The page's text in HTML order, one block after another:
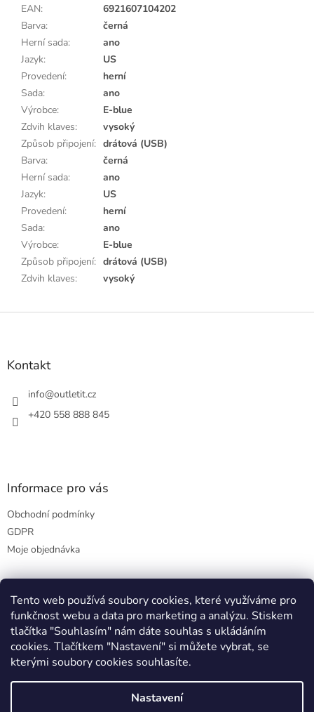
Tento web používá soubory cookies, které využíváme pro
funkčnost webu a data pro marketing a analýzu. Stiskem
tlačítka "Souhlasím" nám dáte souhlas s ukládáním
cookies. Tlačítkem "Nastavení" si můžete vybrat, se
kterými soubory cookies souhlasíte.
Nastavení
EAN:
6921607104202
Barva:
černá
Herní sada:
ano
Jazyk:
US
Provedení:
herní
Sada:
ano
Výrobce:
E-blue
Zdvih klaves:
vysoký
Způsob připojení: drátová (USB)
Barva:
černá
Herní sada:
ano
Jazyk:
US
Provedení:
herní
Sada:
ano
Výrobce:
E-blue
Způsob připojení: drátová (USB)
Zdvih klaves: vysoký
Z
Kontakt
info@outletit.cz
+420 558 888 845
Informace pro vás
Obchodní podmínky
GDPR
Moje objednávka
Přijímáme online platby
Vytvořil Shoptet